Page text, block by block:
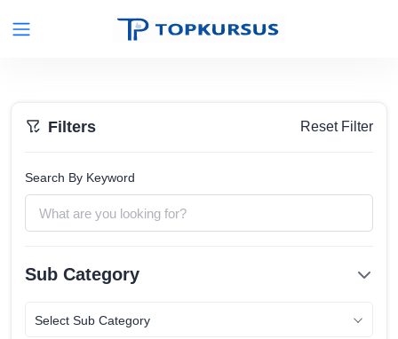
Filters Reset Filter
Search By Keyword
Sub Category
Select Sub Category